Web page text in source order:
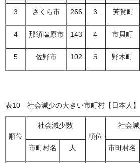
3 さくら市 266 3 芳賀町
4 那須塩原市 143 4 市貝町
5 佐野市 102 ５ 野木町
表10 社会減少の大きい市町村【日本人】
順位
社会減少数
順位
社会
市町村名 人 市町村名